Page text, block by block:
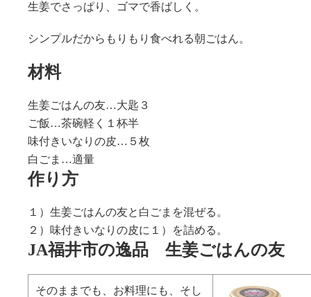
生姜でさっぱり、ゴマで香ばしく。
シンプルだからもりもり食べれる朝ごはん。
材料
生姜ごはんの友…大匙３
ご飯…茶碗軽く１杯半
味付きいなりの皮…５枚
白ごま…適量
作り方
１）生姜ごはんの友と白ごまを混ぜる。
２）味付きいなりの皮に１）を詰める。
JA福井市の逸品 生姜ごはんの友
そのままでも、お料理にも、そし